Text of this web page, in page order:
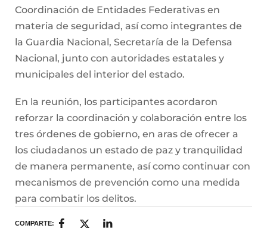
Coordinación de Entidades Federativas en
materia de seguridad, así como integrantes de
la Guardia Nacional, Secretaría de la Defensa
Nacional, junto con autoridades estatales y
municipales del interior del estado.
En la reunión, los participantes acordaron
reforzar la coordinación y colaboración entre los
tres órdenes de gobierno, en aras de ofrecer a
los ciudadanos un estado de paz y tranquilidad
de manera permanente, así como continuar con
mecanismos de prevención como una medida
para combatir los delitos.
COMPARTE: